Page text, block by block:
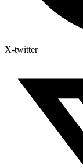
X-twitter